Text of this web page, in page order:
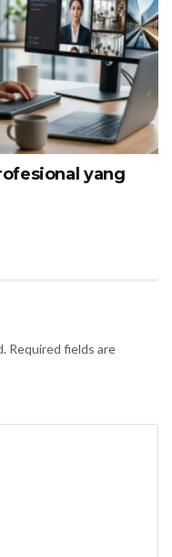
yang
Required fields are